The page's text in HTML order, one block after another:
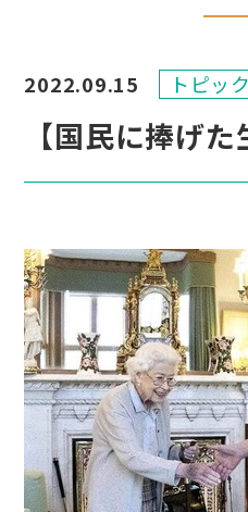
【国民に捧げた
2022.09.15 トピック